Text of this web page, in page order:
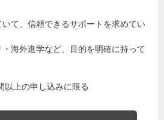
いて、信頼できるサポートを求めてい
・海外進学など、目的を明確に持って
上の申し込みに限る